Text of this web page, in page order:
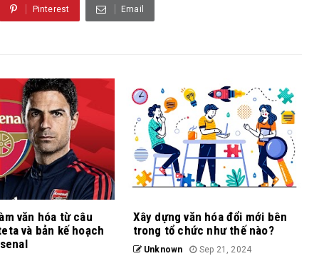
Pinterest Email
văn hóa từ câu
và bản kế hoạch
Xây dựng văn hóa đổi mới bên
trong tổ chức như thế nào?
Unknown Sep 21, 2024